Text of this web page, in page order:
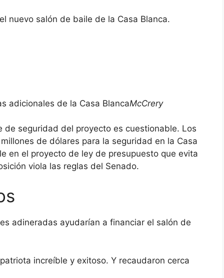
nuevo salón de baile de la Casa Blanca.
adicionales de la Casa BlancaMcCrery
seguridad del proyecto es cuestionable. Los
de dólares para la seguridad en la Casa
en el proyecto de ley de presupuesto que evita
viola las reglas del Senado.
adineradas ayudarían a financiar el salón de
increíble y exitoso. Y recaudaron cerca